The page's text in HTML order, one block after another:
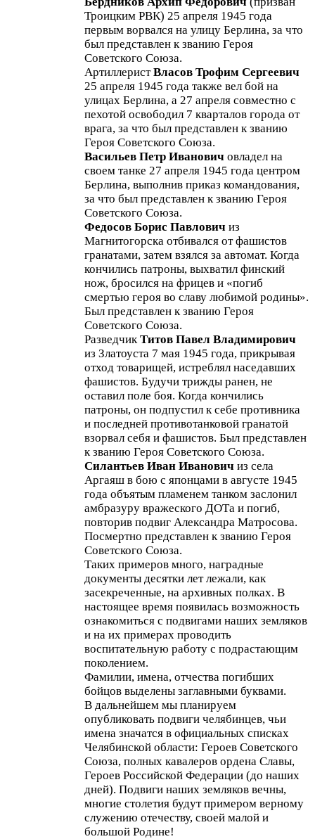
Троицким РВК) 25 апреля 1945 года
первым ворвался на улицу Берлина, за что
был представлен к званию Героя
Советского Союза.
АртиллеристВласов Трофим Сергеевич
25 апреля 1945 года также вел бой на
улицах Берлина, а 27 апреля совместно с
пехотой освободил 7 кварталов города от
врага, за что был представлен к званию
Героя Советского Союза.
Васильев Петр Иванович овладел на
своем танке 27 апреля 1945 года центром
Берлина, выполнив приказ командования,
за что был представлен к званию Героя
Советского Союза.
Федосов Борис Павлович из
Магнитогорска отбивался от фашистов
гранатами, затем взялся за автомат. Когда
кончились патроны, выхватил финский
нож, бросился на фрицев и «погиб
смертью героя во славу любимой родины».
Был представлен к званию Героя
Советского Союза.
РазведчикТитов Павел Владимирович
из Златоуста 7 мая 1945 года, прикрывая
отход товарищей, истреблял наседавших
фашистов. Будучи трижды ранен, не
оставил поле боя. Когда кончились
патроны, он подпустил к себе противника
и последней противотанковой гранатой
взорвал себя и фашистов. Был представлен
к званию Героя Советского Союза.
Силантьев Иван Иванович из села
Аргаяш в бою с японцами в августе 1945
года объятым пламенем танком заслонил
амбразуру вражеского ДОТа и погиб,
повторив подвиг Александра Матросова.
Посмертно представлен к званию Героя
Советского Союза.
Таких примеров много, наградные
документы десятки лет лежали, как
засекреченные, на архивных полках. В
настоящее время появилась возможность
ознакомиться с подвигами наших земляков
и на их примерах проводить
воспитательную работу с подрастающим
поколением.
Фамилии, имена, отчества погибших
бойцов выделены заглавными буквами.
В дальнейшем мы планируем
опубликовать подвиги челябинцев, чьи
имена значатся в официальных списках
Челябинской области: Героев Советского
Союза, полных кавалеров ордена Славы,
Героев Российской Федерации (до наших
дней). Подвиги наших земляков вечны,
многие столетия будут примером верному
служению отечеству, своей малой и
большой Родине!